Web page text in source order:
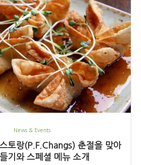
News & Events
토랑(P.F.Changs) 춘절을 맞아
기와 스페셜 메뉴 소개